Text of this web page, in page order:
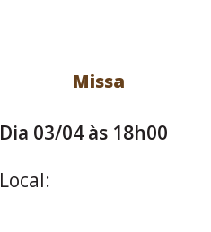
Missa
Dia 03/04 às 18h00
Local: